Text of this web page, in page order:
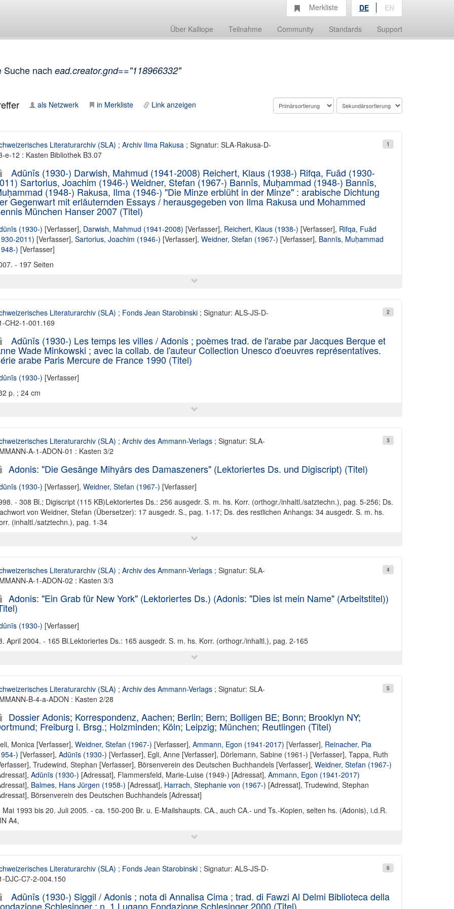
Über Kalliope Teilnahme Community Standards Support
Merkliste DE EN
Suche nach ead.creator.gnd=="118966332"
als Netzwerk in Merkliste Link anzeigen
1
Literaturarchiv (SLA) ; Archiv Ilma Rakusa; Signatur: SLA-Rakusa-D-
e-12 : Kasten Bibliothek B3.07
Adūnīs (1930-) Darwish, Mahmud (1941-2008) Reichert, Klaus (1938-) Rifqa, Fuād (1930-
Sartorius, Joachim (1946-) Weidner, Stefan (1967-) Bannīs, Muḥammad (1948-) Bannīs,
(1948-) Rakusa, Ilma (1946-) "Die Minze erblüht in der Minze" : arabische Dichtung
Gegenwart mit erläuternden Essays / herausgegeben von Ilma Rakusa und Mohammed
München Hanser 2007 (Titel)
(1930-) [Verfasser], Darwish, Mahmud (1941-2008) [Verfasser], Reichert, Klaus (1938-) [Verfasser], Rifqa, Fuād
2011) [Verfasser], Sartorius, Joachim (1946-) [Verfasser], Weidner, Stefan (1967-) [Verfasser], Bannīs, Muḥammad
) [Verfasser]
- 197 Seiten
2
Literaturarchiv (SLA) ; Fonds Jean Starobinski; Signatur: ALS-JS-D-
CH2-1-001.169
Adūnīs (1930-) Les temps les villes / Adonis ; poèmes trad. de l'arabe par Jacques Berque et
Wade Minkowski ; avec la collab. de l'auteur Collection Unesco d'oeuvres représentatives.
arabe Paris Mercure de France 1990 (Titel)
(1930-) [Verfasser]
p. ; 24 cm
3
Literaturarchiv (SLA) ; Archiv des Ammann-Verlags; Signatur: SLA-
A-1-ADON-01 : Kasten 3/2
Adonis: "Die Gesänge Mihyârs des Damaszeners" (Lektoriertes Ds. und Digiscript) (Titel)
(1930-) [Verfasser], Weidner, Stefan (1967-) [Verfasser]
- 308 Bl.; Digiscript (115 KB)Lektoriertes Ds.: 256 ausgedr. S. m. hs. Korr. (orthogr./inhaltl./satztechn.), pag. 5-256; Ds.
von Weidner, Stefan (Übersetzer): 17 ausgedr. S., pag. 1-17; Ds. des restlichen Anhangs: 34 ausgedr. S. m. hs.
(inhaltl./satztechn.), pag. 1-34
4
Literaturarchiv (SLA) ; Archiv des Ammann-Verlags; Signatur: SLA-
A-1-ADON-02 : Kasten 3/3
Adonis: "Ein Grab für New York" (Lektoriertes Ds.) (Adonis: "Dies ist mein Name" (Arbeitstitel))
(1930-) [Verfasser]
April 2004. - 165 Bl.Lektoriertes Ds.: 165 ausgedr. S. m. hs. Korr. (orthogr./inhaltl.), pag. 2-165
5
Literaturarchiv (SLA) ; Archiv des Ammann-Verlags; Signatur: SLA-
B-4-a-ADON : Kasten 2/28
Dossier Adonis; Korrespondenz, Aachen; Berlin; Bern; Bolligen BE; Bonn; Brooklyn NY;
Freiburg i. Brsg.; Holzminden; Köln; Leipzig; München; Reutlingen (Titel)
Monica [Verfasser], Weidner, Stefan (1967-) [Verfasser], Ammann, Egon (1941-2017) [Verfasser], Reinacher, Pia
) [Verfasser], Adūnīs (1930-) [Verfasser], Egli, Anne [Verfasser], Dörlemann, Sabine (1961-) [Verfasser], Tappa, Ruth
, Trudewind, Stephan [Verfasser], Börsenverein des Deutschen Buchhandels [Verfasser], Weidner, Stefan (1967-)
Adūnīs (1930-) [Adressat], Flammersfeld, Marie-Luise (1949-) [Adressat], Ammann, Egon (1941-2017)
Balmes, Hans Jürgen (1958-) [Adressat], Harrach, Stephanie von (1967-) [Adressat], Trudewind, Stephan
, Börsenverein des Deutschen Buchhandels [Adressat]
Mai 1993 bis 20. Juli 2005. - ca. 150-200 Br. u. E-Mailshaupts. CA., auch CA.- und Ts.-Kopien, selten hs. (Adonis), i.d.R.
A4,
6
Literaturarchiv (SLA) ; Fonds Jean Starobinski; Signatur: ALS-JS-D-
DJC-C7-2-004.150
Adūnīs (1930-) Siggil / Adonis ; nota di Annalisa Cima ; trad. di Fawzi Al Delmi Biblioteca della
Schlesinger ; n. 1 Lugano Fondazione Schlesinger 2000 (Titel)